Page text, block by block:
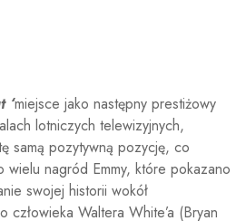
‘miejsce jako następny prestiżowy
lotniczych telewizyjnych,
samą pozytywną pozycję, co
wielu nagród Emmy, które pokazano
swojej historii wokół
Waltera White’a (Bryan